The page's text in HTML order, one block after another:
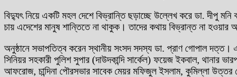
বিদ্যুৎ নিয়ে একটি মহল দেশে বিভ্রান্তি ছড়াচ্ছে উল্লেখ করে ডা. দীপু
চায় এদেশের মানুষ শান্তিতে না থাকুক। তাদের কথায় বিভ্রান্ত না হওয়ার
অনুষ্ঠানে সভাপতিত্ব করেন স্থানীয় সংসদ সদস্য ডা. প্রাণ গোপাল দত্ত।
সিনিয়র সহকারী পুলিশ সুপার (দাউদকান্দি সার্কেল) ফয়েজ ইকবাল, থানার
আফরোজ, চান্দিনা পৌরসভার সাবেক মেয়র মফিজুল ইসলাম, কুমিল্লা উত্তর